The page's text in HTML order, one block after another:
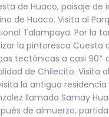
de Huaco, paisaje
de Huaco. Visita al
Talampaya. Por la
la pintoresca Cuesta
tectónicas a casi 90*
de Chilecito. Visita
la antigua
llamada Samay
de almuerzo,